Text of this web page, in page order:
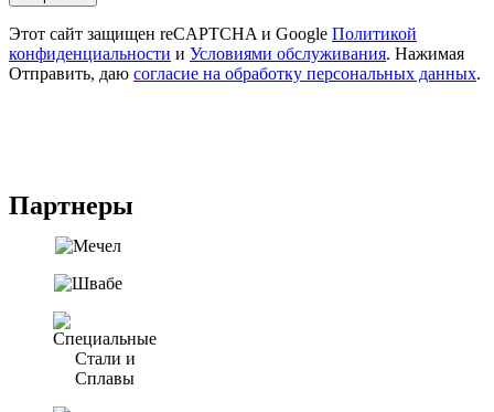
Этот сайт защищен reCAPTCHA и Google Политикой
конфиденциальности и Условиями обслуживания. Нажимая
Отправить, даю согласие на обработку персональных данных.
Партнеры